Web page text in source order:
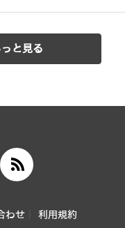
と見る
わせ 利用規約